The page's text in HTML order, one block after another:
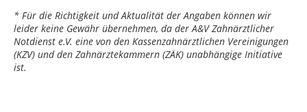
* Für die Richtigkeit und Aktualität der Angaben können wir
leider keine Gewähr übernehmen, da der A&V Zahnärztlicher
Notdienst e.V. eine von den Kassenzahnärztlichen Vereinigungen
(KZV) und den Zahnärztekammern (ZÄK) unabhängige Initiative
ist.